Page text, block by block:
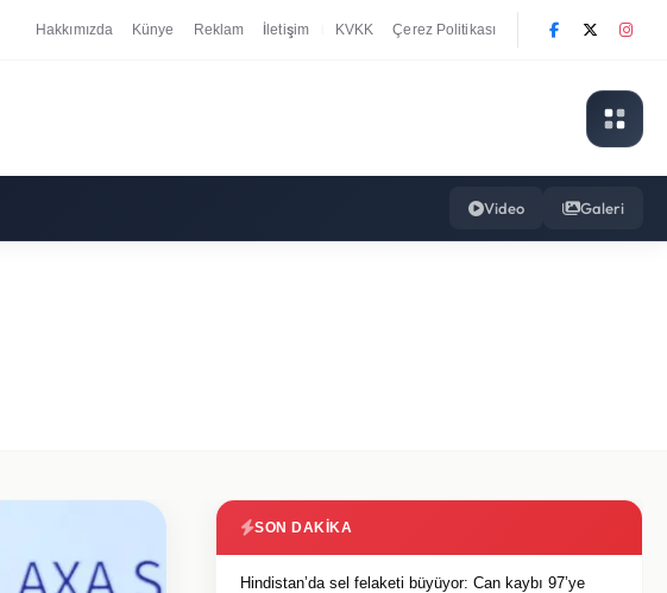
Hakkımızda Künye Reklam İletişim KVKK Çerez Politikası
Video Galeri
SON DAKIKA
Hindistan’da sel felaketi büyüyor: Can kaybı 97’ye